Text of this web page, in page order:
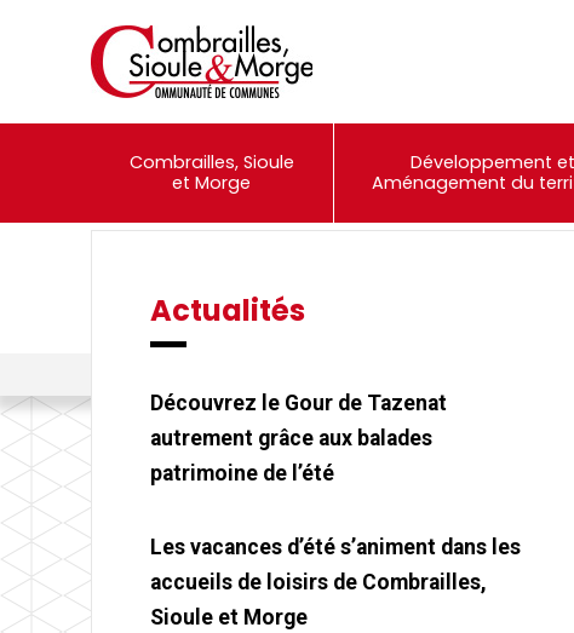
Combrailles, Sioule
et Morge
Développement et
Aménagement du
Événements
Actualités
Découvrez le Gour de Tazenat
autrement grâce aux balades
patrimoine de l’été
Les vacances d’été s’animent dans les
accueils de loisirs de Combrailles,
Sioule et Morge